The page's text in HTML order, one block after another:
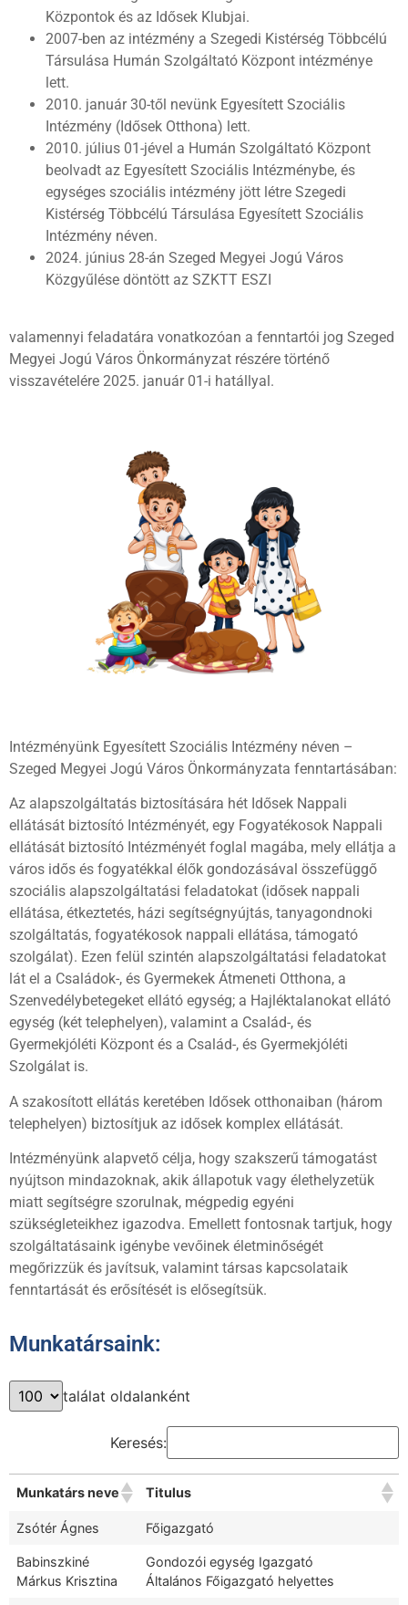
Központok és az Idősek Klubjai.
2007-ben az intézmény a Szegedi Kistérség Többcélú
Társulása Humán Szolgáltató Központ intézménye
lett.
2010. január 30-től nevünk Egyesített Szociális
Intézmény (Idősek Otthona) lett.
2010. július 01-jével a Humán Szolgáltató Központ
beolvadt az Egyesített Szociális Intézménybe, és
egységes szociális intézmény jött létre Szegedi
Kistérség Többcélú Társulása Egyesített Szociális
Intézmény néven.
2024. június 28-án Szeged Megyei Jogú Város
Közgyűlése döntött az SZKTT ESZI
valamennyi feladatára vonatkozóan a fenntartói jog Szeged
Megyei Jogú Város Önkormányzat részére történő
visszavételére 2025. január 01-i hatállyal.
Intézményünk Egyesített Szociális Intézmény néven –
Szeged Megyei Jogú Város Önkormányzata fenntartásában:
Az alapszolgáltatás biztosítására hét Idősek Nappali
ellátását biztosító Intézményét, egy Fogyatékosok Nappali
ellátását biztosító Intézményét foglal magába, mely ellátja a
város idős és fogyatékkal élők gondozásával összefüggő
szociális alapszolgáltatási feladatokat (idősek nappali
ellátása, étkeztetés, házi segítségnyújtás, tanyagondnoki
szolgáltatás, fogyatékosok nappali ellátása, támogató
szolgálat). Ezen felül szintén alapszolgáltatási feladatokat
lát el a Családok-, és Gyermekek Átmeneti Otthona, a
Szenvedélybetegeket ellátó egység; a Hajléktalanokat ellátó
egység (két telephelyen), valamint a Család-, és
Gyermekjóléti Központ és a Család-, és Gyermekjóléti
Szolgálat is.
A szakosított ellátás keretében Idősek otthonaiban (három
telephelyen) biztosítjuk az idősek komplex ellátását.
Intézményünk alapvető célja, hogy szakszerű támogatást
nyújtson mindazoknak, akik állapotuk vagy élethelyzetük
miatt segítségre szorulnak, mégpedig egyéni
szükségleteikhez igazodva. Emellett fontosnak tartjuk, hogy
szolgáltatásaink igénybe vevőinek életminőségét
megőrizzük és javítsuk, valamint társas kapcsolataik
fenntartását és erősítését is elősegítsük.
Munkatársaink:
találat oldalanként
Keresés:
Munkatárs neve Titulus
Zsótér Ágnes Főigazgató
Babinszkiné
Márkus Krisztina
Gondozói egység Igazgató
Általános Főigazgató helyettes